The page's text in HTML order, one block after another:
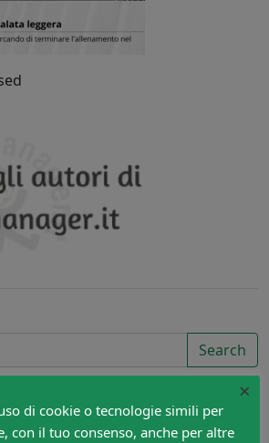
Search
×
di cookie o tecnologie simili per
con il tuo consenso, anche per altre